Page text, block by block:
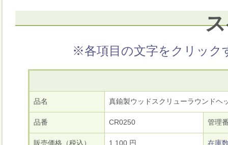
※各項目の文字をクリック
品名 真鍮製ウッドスクリューラウンドヘ
品番 CR0250 管理
販売価格（税込） 1,100 円 在庫